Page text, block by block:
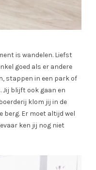
is wandelen. Liefst
goed als er andere
stappen in een park of
Jij blijft ook gaan en
klom jij in de
berg. Er moet altijd wel
ken jij nog niet